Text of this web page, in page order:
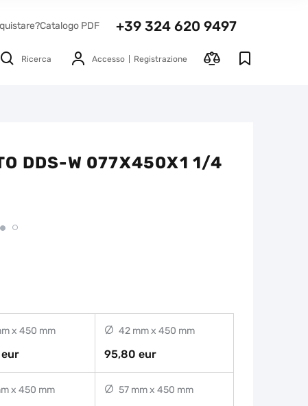
Catalogo PDF +39 324 620 9497
Ricerca Accesso Registrazione
DDS-W 077X450X1 1/4
x 450 mm
eur
42 mm x 450 mm
95,80 eur
x 450 mm 57 mm x 450 mm